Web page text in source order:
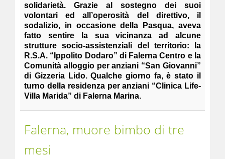
solidarietà. Grazie al sostegno dei suoi
volontari ed all’operosità del direttivo, il
sodalizio, in occasione della Pasqua, aveva
fatto sentire la sua vicinanza ad alcune
strutture socio-assistenziali del territorio: la
R.S.A. “Ippolito Dodaro” di Falerna Centro e la
Comunità alloggio per anziani “San Giovanni”
di Gizzeria Lido. Qualche giorno fa, è stato il
turno della residenza per anziani “Clinica Life-
Villa Marida” di Falerna Marina.
Falerna, muore bimbo di tre
mesi